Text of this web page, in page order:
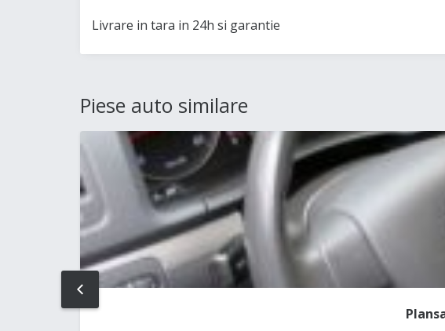
Livrare in tara in 24h si garantie
Piese auto similare
PREV